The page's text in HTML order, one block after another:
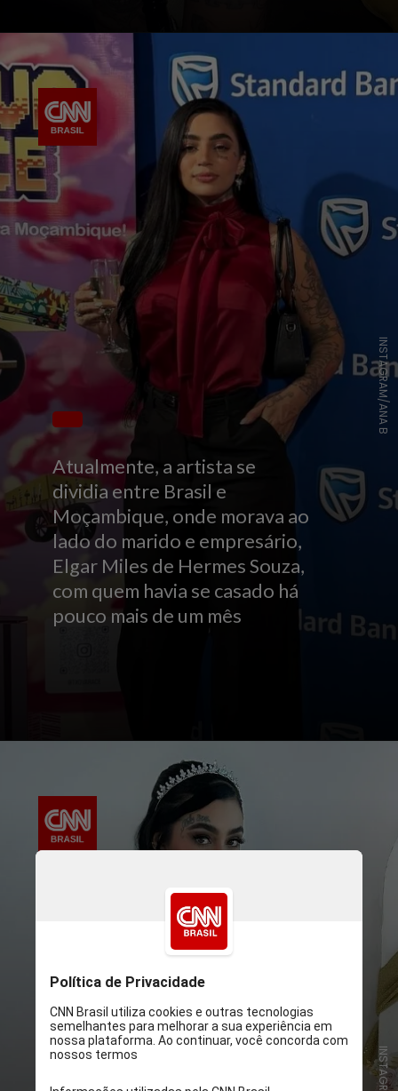
Atualmente, a artista se
dividia entre Brasil e
Moçambique, onde morava ao
lado do marido e empresário,
Elgar Miles de Hermes Souza,
com quem havia se casado há
pouco mais de um mês
INSTAGRAM/ANA B